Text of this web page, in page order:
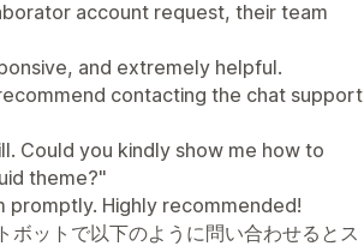
account request, their team
and extremely helpful.
contacting the chat support
Could you kindly show me how to
theme?"
Highly recommended!
ボットで以下のように問い合わせるとス